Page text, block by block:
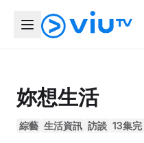
妳想生活
綜藝 生活資訊 訪談 13集完